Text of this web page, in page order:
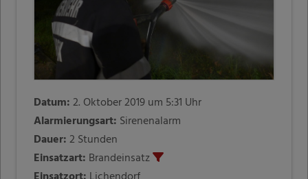
Datum:2. Oktober 2019 um 5:31 Uhr
Alarmierungsart: Sirenenalarm
Dauer:2 Stunden
Einsatzart: Brandeinsatz